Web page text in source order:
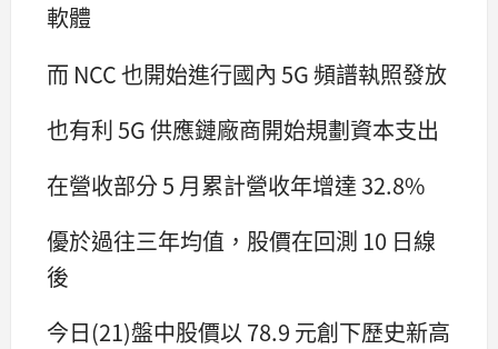
軟體
而 NCC 也開始進行國內 5G 頻譜執照發放
也有利 5G 供應鏈廠商開始規劃資本支出
在營收部分 5 月累計營收年增達 32.8%
優於過往三年均值，股價在回測 10 日線
後
今日(21)盤中股價以 78.9 元創下歷史新高